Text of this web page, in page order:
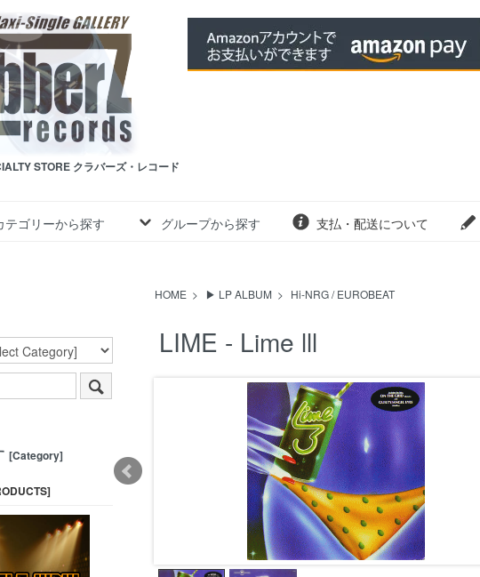
STORE クラバーズ・レコード
テゴリーから探す グループから探す 支払・配送について
HOME > ▶ LP ALBUM > Hi-NRG / EUROBEAT
LIME - Lime lll
[Category]